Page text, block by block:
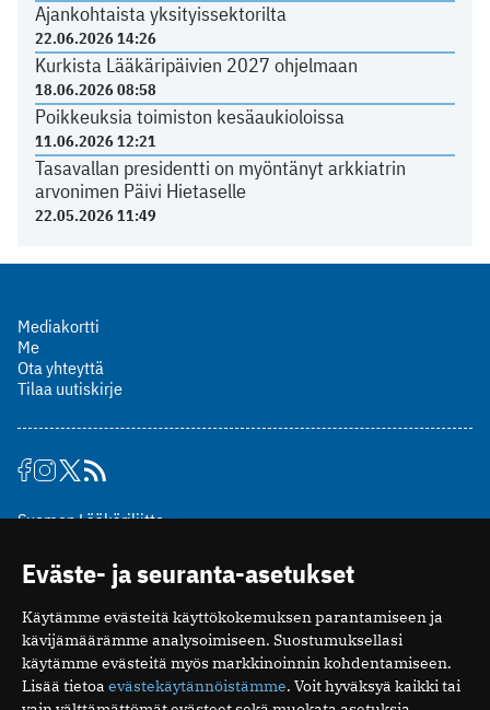
Ajankohtaista yksityissektorilta
22.06.2026 14:26
Kurkista Lääkäripäivien 2027 ohjelmaan
18.06.2026 08:58
Poikkeuksia toimiston kesäaukioloissa
11.06.2026 12:21
Tasavallan presidentti on myöntänyt arkkiatrin
arvonimen Päivi Hietaselle
22.05.2026 11:49
Mediakortti
Me
Ota yhteyttä
Tilaa uutiskirje
Suomen Lääkäriliitto
00510 Helsinki
puh. (09) 393 091
toimitus@potilaanlaakarilehti.fi
ISSN 2323-9476
Eväste- ja seuranta-asetukset
Käytämme evästeitä käyttökokemuksen parantamiseen ja
kävijämäärämme analysoimiseen. Suostumuksellasi
käytämme evästeitä myös markkinoinnin kohdentamiseen.
Lisää tietoa evästekäytännöistämme. Voit hyväksyä kaikki tai